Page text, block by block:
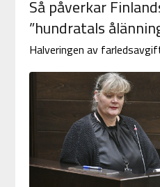
Så påverkar
”hundratals
Halveringen av